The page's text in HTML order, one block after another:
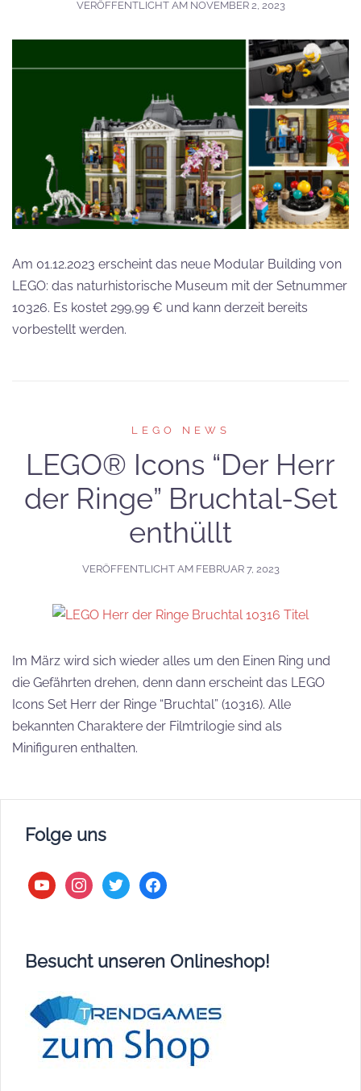
VERÖFFENTLICHT AM NOVEMBER 2, 2023
Am 01.12.2023 erscheint das neue Modular Building von
LEGO: das naturhistorische Museum mit der Setnummer
10326. Es kostet 299,99 € und kann derzeit bereits
vorbestellt werden.
LEGO NEWS
LEGO® Icons “Der Herr
der Ringe” Bruchtal-Set
enthüllt
VERÖFFENTLICHT AM FEBRUAR 7, 2023
Im März wird sich wieder alles um den Einen Ring und
die Gefährten drehen, denn dann erscheint das LEGO
Icons Set Herr der Ringe “Bruchtal” (10316). Alle
bekannten Charaktere der Filmtrilogie sind als
Minifiguren enthalten.
Folge uns
youtubeinstagram
twitter facebook
Besucht unseren Onlineshop!